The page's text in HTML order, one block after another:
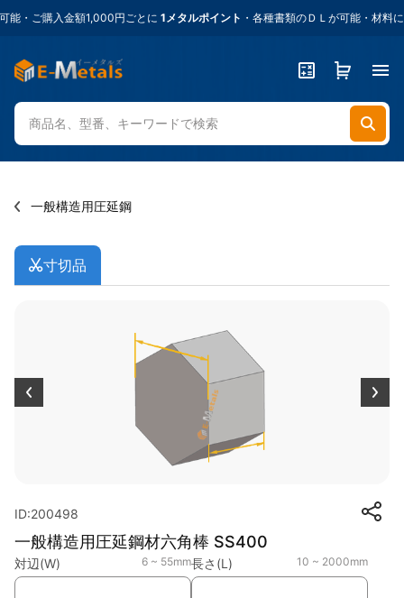
・ご購入金額1,000円ごとに 1メタルポイント・各種書類のＤＬが可能・材料に
一般構造用圧延鋼
寸切品
ID:200498
一般構造用圧延鋼材六角棒 SS400
対辺(W) 6 ~ 55mm長さ(L) 10 ~ 2000mm